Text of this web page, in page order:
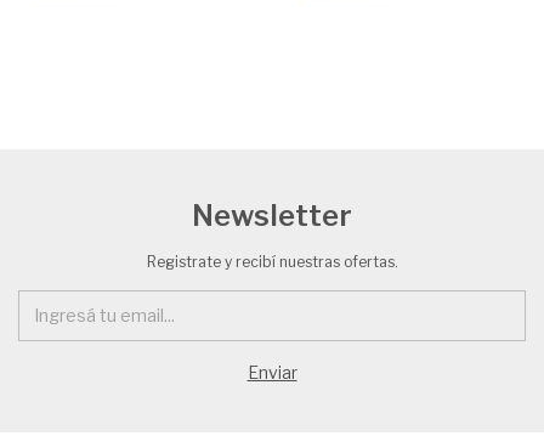
Newsletter
Registrate y recibí nuestras ofertas.